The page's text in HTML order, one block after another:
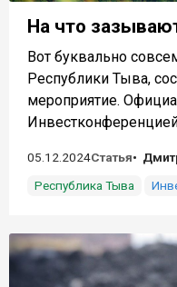
На что
Вот буквально
Республики Тыва,
мероприятие.
05.12.2024Статья
Республика Тыва